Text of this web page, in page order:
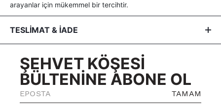
arayanlar için mükemmel bir tercihtir.
TESLİMAT & İADE
aksesuarlarda, yasal hijyen standartları gereği sizin sağlığınız
için değişim veya iade yapılamaz.
Kişiye Özel Üretim: Ürünler size özel hazırlandığından, sipariş
onaylandıktan sonra iptal işlemi yapılamamaktadır.
Değişim Koşulu (Genel): Genel kategorideki hijyen sorunu
ŞEHVET KÖŞESİ
BÜLTENİNE ABONE OL
TAMAM